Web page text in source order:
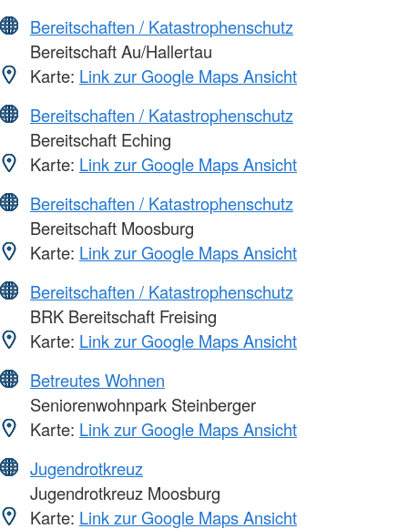
Bereitschaften / Katastrophenschutz
Bereitschaft Au/Hallertau
Karte: Link zur Google Maps Ansicht
Bereitschaften / Katastrophenschutz
Bereitschaft Eching
Karte: Link zur Google Maps Ansicht
Bereitschaften / Katastrophenschutz
Bereitschaft Moosburg
Karte: Link zur Google Maps Ansicht
Bereitschaften / Katastrophenschutz
BRK Bereitschaft Freising
Karte: Link zur Google Maps Ansicht
Betreutes Wohnen
Seniorenwohnpark Steinberger
Karte: Link zur Google Maps Ansicht
Jugendrotkreuz
Jugendrotkreuz Moosburg
Karte: Link zur Google Maps Ansicht